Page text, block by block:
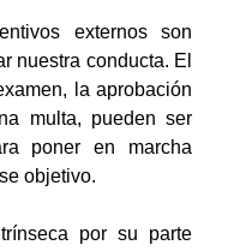
externos son
nuestra conducta. El
la aprobación
multa, pueden ser
poner en marcha
objetivo.
por su parte